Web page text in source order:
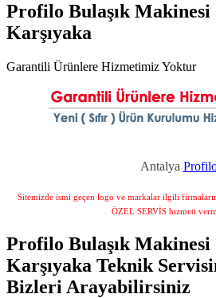
Profilo Bulaşık Makinesi
Karşıyaka
Garantili Ürünlere Hizmetimiz Yoktur
Antalya
Sitemizde ismi geçen logo ve markalar ilgili
ÖZEL SERVİS hizmeti
Profilo Bulaşık Makinesi
Karşıyaka Teknik
Bizleri Arayabilirsiniz